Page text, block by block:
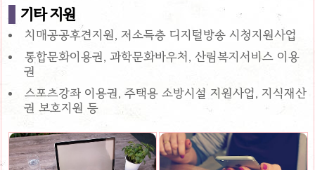
기타 지원
치매공공후견지원, 저소득층 디지털방송 시청지원사업
통합문화이용권, 과학문화바우처, 산림복지서비스 이용
권
스포츠강좌 이용권, 주택용 소방시설 지원사업, 지식재산
권 보호지원 등